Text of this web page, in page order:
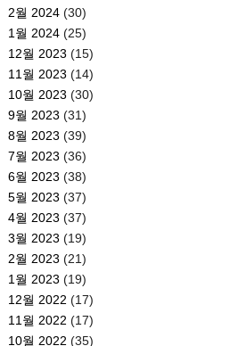
2월 2024(30)
1월 2024(25)
12월 2023 (15)
11월 2023 (14)
10월 2023 (30)
9월 2023 (31)
8월 2023 (39)
7월 2023 (36)
6월 2023 (38)
5월 2023 (37)
4월 2023 (37)
3월 2023 (19)
2월 2023 (21)
1월 2023 (19)
12월 2022 (17)
11월 2022 (17)
10월 2022 (35)